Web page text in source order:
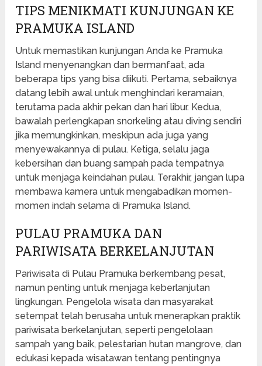
TIPS MENIKMATI KUNJUNGAN KE
PRAMUKA ISLAND
Untuk memastikan kunjungan Anda ke Pramuka
Island menyenangkan dan bermanfaat, ada
beberapa tips yang bisa diikuti. Pertama, sebaiknya
datang lebih awal untuk menghindari keramaian,
terutama pada akhir pekan dan hari libur. Kedua,
bawalah perlengkapan snorkeling atau diving sendiri
jika memungkinkan, meskipun ada juga yang
menyewakannya di pulau. Ketiga, selalu jaga
kebersihan dan buang sampah pada tempatnya
untuk menjaga keindahan pulau. Terakhir, jangan lupa
membawa kamera untuk mengabadikan momen-
momen indah selama di Pramuka Island.
PULAU PRAMUKA DAN
PARIWISATA BERKELANJUTAN
Pariwisata di Pulau Pramuka berkembang pesat,
namun penting untuk menjaga keberlanjutan
lingkungan. Pengelola wisata dan masyarakat
setempat telah berusaha untuk menerapkan praktik
pariwisata berkelanjutan, seperti pengelolaan
sampah yang baik, pelestarian hutan mangrove, dan
edukasi kepada wisatawan tentang pentingnya